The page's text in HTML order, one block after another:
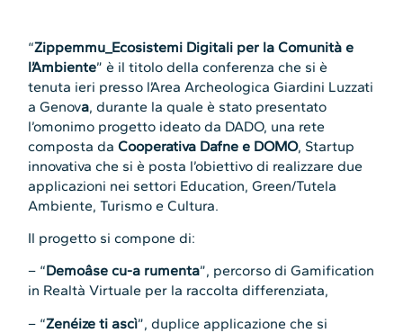
“Zippemmu_Ecosistemi Digitali per la Comunità e
l’Ambiente” è il titolo della conferenza che si è
tenuta ieri presso l’Area Archeologica Giardini Luzzati
a Genova, durante la quale è stato presentato
l’omonimo progetto ideato da DADO, una rete
composta daCooperativa Dafne e DOMO, Startup
innovativa che si è posta l’obiettivo di realizzare due
applicazioni nei settori Education, Green/Tutela
Ambiente, Turismo e Cultura.
Il progetto si compone di:
– “Demoâse cu-a rumenta”, percorso di Gamification
in Realtà Virtuale per la raccolta differenziata,
– “Zenéize ti ascì”, duplice applicazione che si